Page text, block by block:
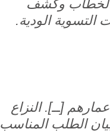
والخطاب وكشف
الودية.
[ــ]. النزاع
الطلب المناسب